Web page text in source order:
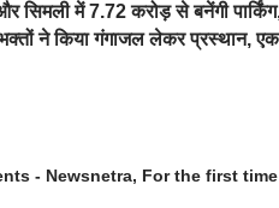
और सिमली में 7.72 करोड़ से बनेंगी
ने किया गंगाजल लेकर प्रस्थान, एक
- Newsnetra, For the first